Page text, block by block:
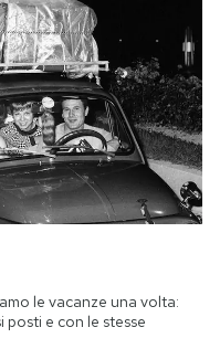
le vacanze una volta:
posti e con le stesse